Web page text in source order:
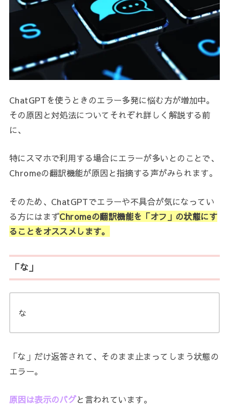
ChatGPTを使うときのエラー多発に悩む方が増加中。
その原因と対処法についてそれぞれ詳しく解説する前
に、
特にスマホで利用する場合にエラーが多いとのことで、
Chromeの翻訳機能が原因と指摘する声がみられます。
そのため、ChatGPTでエラーや不具合が気になってい
る方にはまずChromeの翻訳機能を「オフ」の状態にす
ることをオススメします。
「な」
な
「な」だけ返答されて、そのまま止まってしまう状態の
エラー。
原因は表示のバグと言われています。